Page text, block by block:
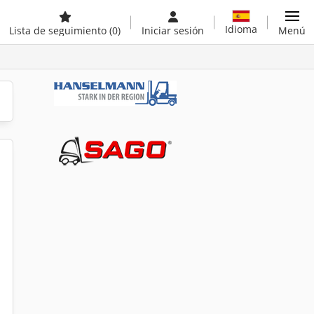
Lista de seguimiento (0) Iniciar sesión Idioma Menú